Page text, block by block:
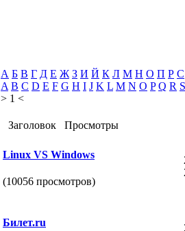
А Б В Г Д Е Ж З И Й К Л М Н О П Р С
A B C D E F G H I J K L M N O P Q R S
> 1 <
Заголовок Просмотры
Linux VS Windows
(10056 просмотров)
Билет.ru